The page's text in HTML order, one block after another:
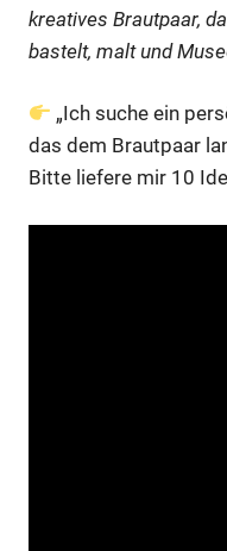
kreatives Brautpaar,
bastelt, malt und
„Ich suche ein
das dem Brautpaar
Bitte liefere mir 10